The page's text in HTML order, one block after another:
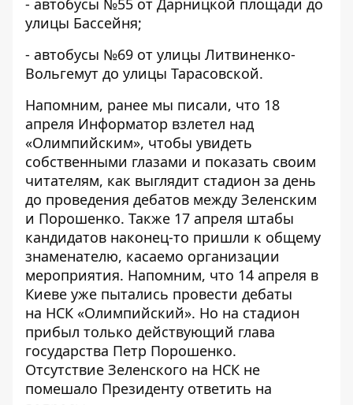
- автобусы №55 от Дарницкой площади до
улицы Бассейня;
- автобусы №69 от улицы Литвиненко-
Вольгемут до улицы Тарасовской.
Напомним, ранее мы писали, что 18
апреля Информатор взлетел над
«Олимпийским», чтобы увидеть
собственными глазами и показать своим
читателям, как выглядит стадион за день
до проведения дебатов между Зеленским
и Порошенко. Также 17 апреля штабы
кандидатов наконец-то пришли к общему
знаменателю, касаемо организации
мероприятия. Напомним, что 14 апреля в
Киеве уже пытались провести дебаты
на НСК «Олимпийский». Но на стадион
прибыл только действующий глава
государства Петр Порошенко.
Отсутствие Зеленского на НСК не
помешало Президенту ответить на